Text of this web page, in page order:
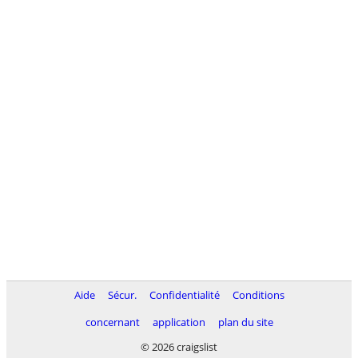
Aide Sécur. Confidentialité
Conditions
concernant
application
plan du site
© 2026 craigslist